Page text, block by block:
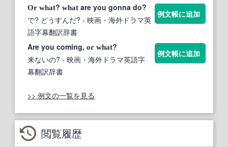
Or what? what are you gonna do?
で? どうすんだ? - 映画・海外ドラマ英
語字幕翻訳辞書
例文帳に追加
Are you coming, or what?
来ないの? - 映画・海外ドラマ英語字
幕翻訳辞書
例文帳に追加
>> 例文の一覧を見る
閲覧履歴